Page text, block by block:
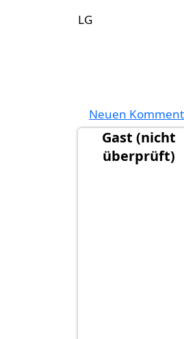
LG
Neuen
Gast (nicht
überprüft)